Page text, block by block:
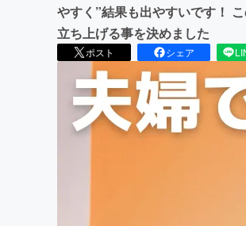
やすく”結果も出やすいです！
立ち上げる事を決めました
ポスト シェア